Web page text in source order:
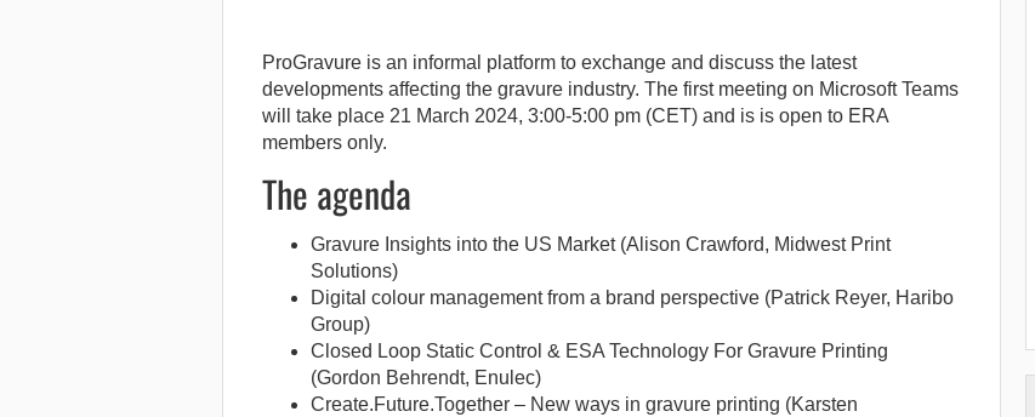
ProGravure is an informal platform to exchange and discuss the latest
developments affecting the gravure industry. The first meeting on Microsoft Teams
will take place 21 March 2024, 3:00-5:00 pm (CET) and is is open to ERA
members only.
The agenda
Gravure Insights into the US Market (Alison Crawford, Midwest Print
Solutions)
Digital colour management from a brand perspective (Patrick Reyer, Haribo
Group)
Closed Loop Static Control & ESA Technology For Gravure Printing
(Gordon Behrendt, Enulec)
Create.Future.Together – New ways in gravure printing (Karsten